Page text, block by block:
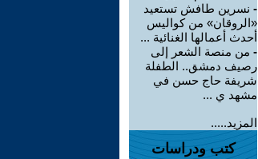
- نسرين طافش تستعيد
«الروقان» من كواليس
أحدث أعمالها الغنائية ...
- من منصة الشعر إلى
رصيف دمشق.. الطفلة
شريفة حاج حسن في
مشهد ي ...
المزيد.....
كتب ودراسات